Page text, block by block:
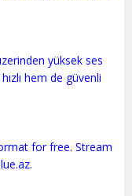
yüksek ses
hem de güvenli
for free. Stream